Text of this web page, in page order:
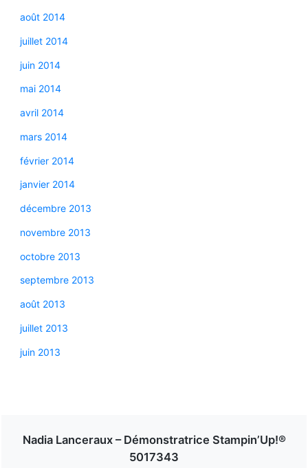
août 2014
juillet 2014
juin 2014
mai 2014
avril 2014
mars 2014
février 2014
janvier 2014
décembre 2013
novembre 2013
octobre 2013
septembre 2013
août 2013
juillet 2013
juin 2013
Nadia Lanceraux – Démonstratrice Stampin’Up!®
5017343